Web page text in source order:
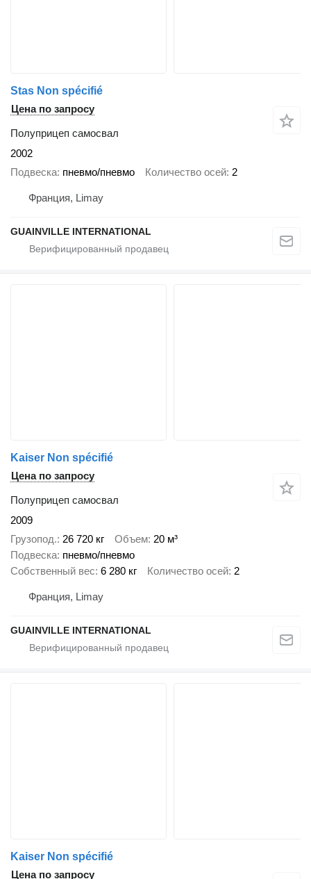
Stas Non spécifié
Цена по запросу
Полуприцеп самосвал
2002
Подвеска пневмо/пневмо Количество осей 2
Франция, Limay
GUAINVILLE INTERNATIONAL
Kaiser Non spécifié
Цена по запросу
Полуприцеп самосвал
2009
Грузопод. 26 720 кг Объем 20 м³
Подвеска пневмо/пневмо
Собственный вес 6 280 кг Количество осей 2
Франция, Limay
GUAINVILLE INTERNATIONAL
Kaiser Non spécifié
Цена по запросу